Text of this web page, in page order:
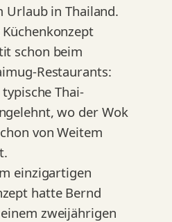
Urlaub in Thailand.
schon beim
Restaurants:
Thai-
wo der Wok
von Weitem
einzigartigen
hatte Bernd
zweijährigen